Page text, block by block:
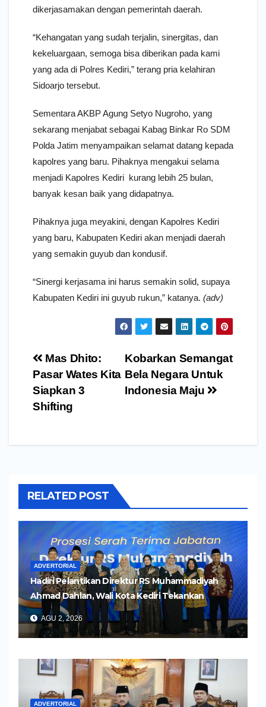
dikerjasamakan dengan pemerintah daerah.
“Kehangatan yang sudah terjalin, sinergitas, dan
kekeluargaan, semoga bisa diberikan pada kami
yang ada di Polres Kediri,” terang pria kelahiran
Sidoarjo tersebut.
Sementara AKBP Agung Setyo Nugroho, yang
sekarang menjabat sebagai Kabag Binkar Ro SDM
Polda Jatim menyampaikan selamat datang kepada
kapolres yang baru. Pihaknya mengakui selama
menjadi Kapolres Kediri kurang lebih 25 bulan,
banyak kesan baik yang didapatnya.
Pihaknya juga meyakini, dengan Kapolres Kediri
yang baru, Kabupaten Kediri akan menjadi daerah
yang semakin guyub dan kondusif.
“Sinergi kerjasama ini harus semakin solid, supaya
Kabupaten Kediri ini guyub rukun,” katanya. (adv)
Navigasi
pos
Kobarkan Semangat
Bela Negara Untuk
Indonesia Maju
Mas Dhito:
Pasar Wates Kita
Siapkan 3
Shifting
RELATED POST
ADVERTORIAL
Hadiri Pelantikan Direktur RS Muhammadiyah
Ahmad Dahlan, Wali Kota Kediri Tekankan
Pelayanan Kesehatan yang Humanis
AGU 2, 2026
ADVERTORIAL